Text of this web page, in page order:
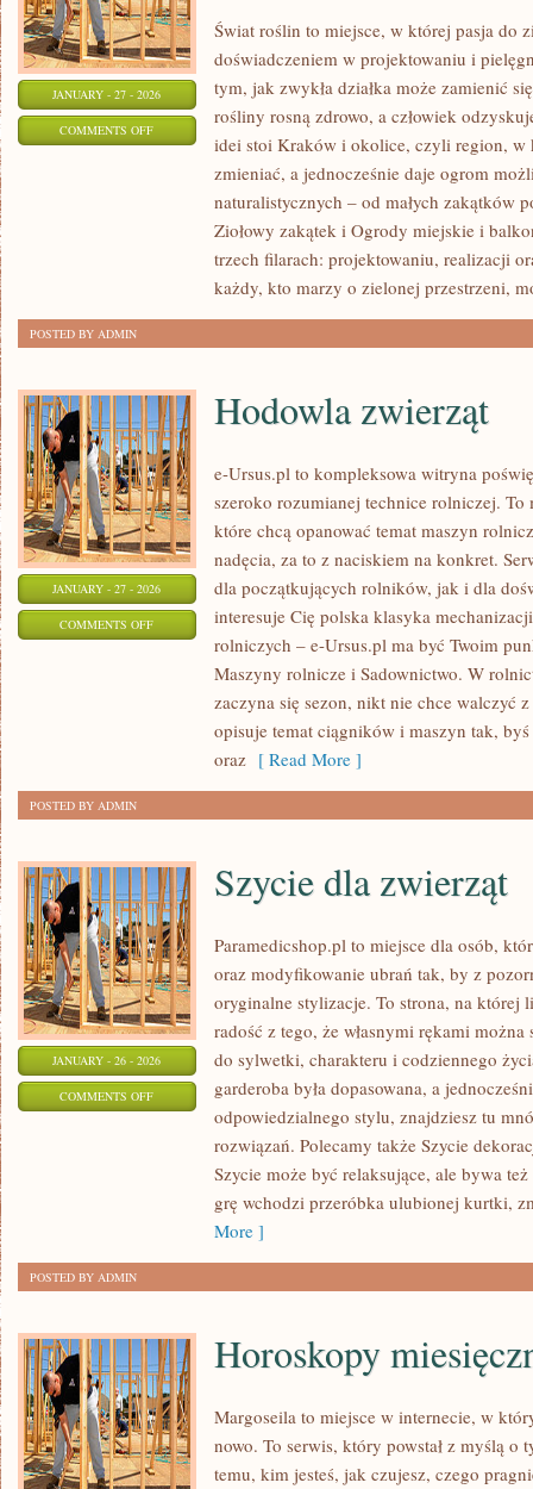
JANUARY - 27 - 2026
COMMENTS OFFON
Świat roślin to miejsce, w której pasja do
doświadczeniem w projektowaniu i
tym, jak zwykła działka może zamienić
rośliny rosną zdrowo, a człowiek
idei stoi Kraków i okolice, czyli region, w
zmieniać, a jednocześnie daje ogrom
naturalistycznych – od małych zakątków
Ziołowy zakątek i Ogrody miejskie i
trzech filarach: projektowaniu, realizacji
każdy, kto marzy o zielonej przestrzeni,
POSTED BY ADMIN
JANUARY - 27 - 2026
COMMENTS OFFON
Hodowla zwierząt
e-Ursus.pl to kompleksowa witryna
szeroko rozumianej technice rolniczej. To
które chcą opanować temat maszyn
nadęcia, za to z naciskiem na konkret.
dla początkujących rolników, jak i dla
interesuje Cię polska klasyka
rolniczych – e-Ursus.pl ma być Twoim
Maszyny rolnicze i Sadownictwo. W
zaczyna się sezon, nikt nie chce walczyć
opisuje temat ciągników i maszyn tak,
oraz [ Read More ]
POSTED BY ADMIN
JANUARY - 26 - 2026
COMMENTS OFFON
Szycie dla zwierząt
Paramedicshop.pl to miejsce dla osób,
oraz modyfikowanie ubrań tak, by z
oryginalne stylizacje. To strona, na której
radość z tego, że własnymi rękami
do sylwetki, charakteru i codziennego
garderoba była dopasowana, a
odpowiedzialnego stylu, znajdziesz tu
rozwiązań. Polecamy także Szycie
Szycie może być relaksujące, ale bywa
grę wchodzi przeróbka ulubionej kurtki,
More ]
POSTED BY ADMIN
Horoskopy
Margoseila to miejsce w internecie, w
nowo. To serwis, który powstał z myślą o
temu, kim jesteś, jak czujesz, czego